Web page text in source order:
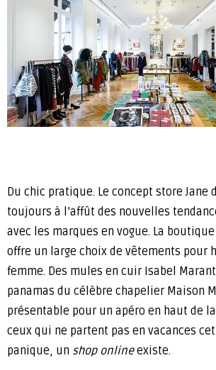
Du chic pratique. Le concept store Jane
toujours à l’affût des nouvelles
avec les marques en vogue. La
offre un large choix de vêtements pour
femme. Des mules en cuir Isabel
panamas du célèbre chapelier Maison
présentable pour un apéro en haut de
ceux qui ne partent pas en vacances
panique, un shop onlineexiste.